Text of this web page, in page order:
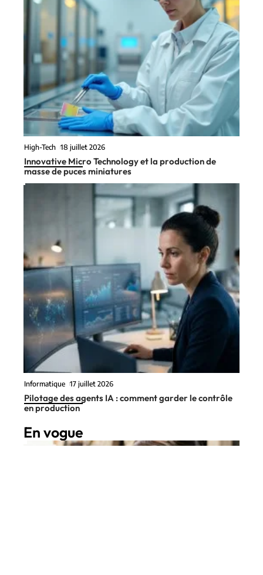
High-Tech 18 juillet 2026
Innovative Micro Technology et la production de
masse de puces miniatures
Informatique 17 juillet 2026
Pilotage des agents IA : comment garder le contrôle
en production
En vogue